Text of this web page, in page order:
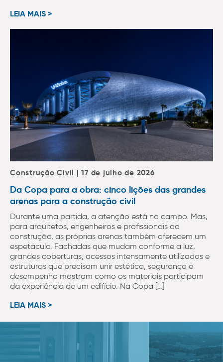
LEIA MAIS >
Construção Civil | 17 de julho de 2026
Da Copa para a obra: cinco lições das grandes
arenas para a construção civil
Durante uma partida, a atenção está no campo. Mas,
para arquitetos, engenheiros e profissionais da
construção, as próprias arenas também oferecem um
espetáculo. Fachadas que mudam conforme a luz,
grandes coberturas, acessos intensamente utilizados e
estruturas que precisam unir estética, segurança e
desempenho mostram como os materiais participam
da experiência de um edifício. Na Copa […]
LEIA MAIS >